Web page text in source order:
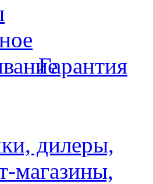
Гарантия